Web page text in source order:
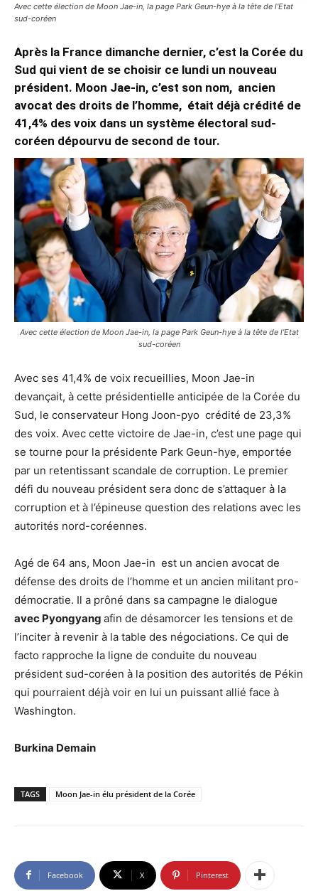
Avec cette élection de Moon Jae-in, la page Park Geun-hye à la tête de l'Etat
sud-coréen
Après la France dimanche dernier, c’est la Corée du
Sud qui vient de se choisir ce lundi un nouveau
président. Moon Jae-in, c’est son nom, ancien
avocat des droits de l’homme, était déjà crédité de
41,4% des voix dans un système électoral sud-
coréen dépourvu de second de tour.
Avec cette élection de Moon Jae-in, la page Park Geun-hye à la tête de l’Etat
sud-coréen
Avec ses 41,4% de voix recueillies, Moon Jae-in
devançait, à cette présidentielle anticipée de la Corée du
Sud, le conservateur Hong Joon-pyo crédité de 23,3%
des voix. Avec cette victoire de Jae-in, c’est une page qui
se tourne pour la présidente Park Geun-hye, emportée
par un retentissant scandale de corruption. Le premier
défi du nouveau président sera donc de s’attaquer à la
corruption et à l’épineuse question des relations avec les
autorités nord-coréennes.
Agé de 64 ans, Moon Jae-in est un ancien avocat de
défense des droits de l’homme et un ancien militant pro-
démocratie. Il a prôné dans sa campagne le dialogue
avec Pyongyang afin de désamorcer les tensions et de
l’inciter à revenir à la table des négociations. Ce qui de
facto rapproche la ligne de conduite du nouveau
président sud-coréen à la position des autorités de Pékin
qui pourraient déjà voir en lui un puissant allié face à
Washington.
Burkina Demain
TAGS Moon Jae-in élu président de la Corée
Facebook X Pinterest